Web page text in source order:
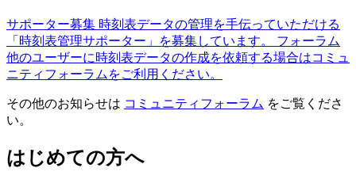
サポーター募集 時刻表データの管理を手伝っていただける
「時刻表管理サポーター」を募集しています。
フォーラム
他のユーザーに時刻表データの作成を依頼する場合はコミュ
ニティフォーラムをご利用ください。
その他のお知らせは コミュニティフォーラム をご覧くださ
い。
はじめての方へ